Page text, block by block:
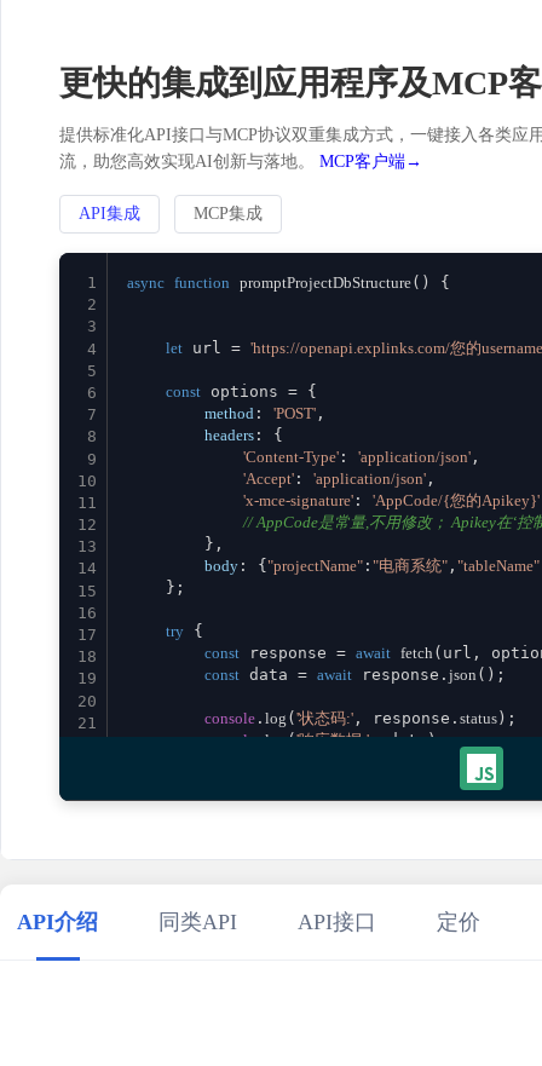
更快的集成到应用程序及MCP
提供标准化API接口与MCP协议双重集成方式，一键接入各类
流，助您高效实现AI创新与落地。 MCP客户端→
API集成 MCP集成
1
2
3
4
5
6
7
8
9
10
11
12
13
14
15
16
17
18
19
20
21
30
32
async function promptProjectDbStructure( ) {
let url = 'https://openapi.explinks.com/您的
const options = {
method : 'POST' ,
headers : {
'Content-Type' : 'application/json' ,
'Accept' : 'application/json' ,
'x-mce-signature' : 'AppCode/{您的Apikey}'
// AppCode是常量,不用修改； Apikey在‘控
        },
body : { "projectName" : "电商系统" , "tableName"
    };
try {
const response = await fetch (url,
const data = await response. json ();
console . log ( '状态码:' , response. status );
console
log ( '响应数据:' , data);
    }
catch (error) {
// 使用示例
API介绍 同类API API接口 定价